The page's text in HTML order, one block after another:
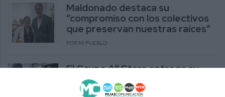
Maldonado destaca su
“compromiso con los colectivos
que preservan nuestras raíces”
POR MI PUEBLO
El Grupo All Stars entrega su
distintivo de excelencia a Juan
Carlos Maldonado